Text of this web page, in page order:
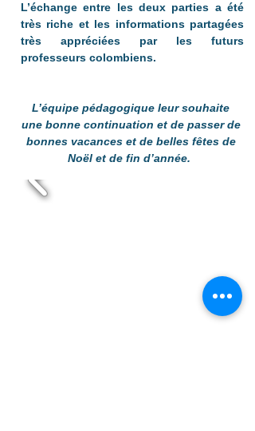
L’échange entre les deux parties a été
très riche et les informations partagées
très appréciées par les futurs
professeurs colombiens.
L’équipe pédagogique leur souhaite
une bonne continuation et de passer de
bonnes vacances et de belles fêtes de
Noël et de fin d’année.